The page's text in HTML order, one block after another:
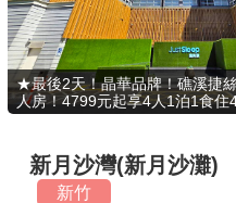
好康優惠
最新消息
最新留言
★最後2天！晶華品牌！礁溪捷
人房！4799元起享4人1泊1食住
新月沙灣(新月沙灘)
新竹